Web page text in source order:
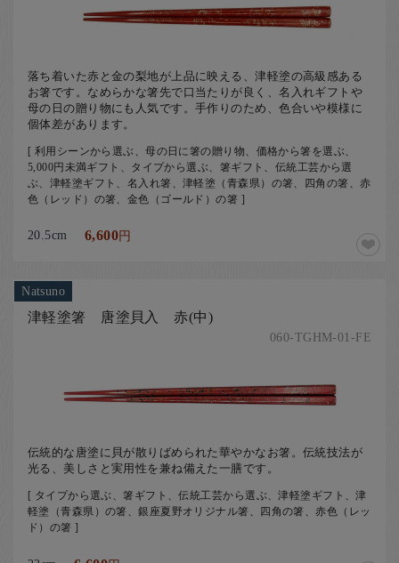
落ち着いた赤と金の梨地が上品に映える、津軽塗の高級感ある
お箸です。なめらかな箸先で口当たりが良く、名入れギフトや
母の日の贈り物にも人気です。手作りのため、色合いや模様に
個体差があります。
[ 利用シーンから選ぶ、母の日に箸の贈り物、価格から箸を選ぶ、
5,000円未満ギフト、タイプから選ぶ、箸ギフト、伝統工芸から選
ぶ、津軽塗ギフト、名入れ箸、津軽塗（青森県）の箸、四角の箸、赤
色（レッド）の箸、金色（ゴールド）の箸 ]
20.5cm 6,600円
Natsuno
津軽塗箸 唐塗貝入 赤(中)
060-TGHM-01-FE
伝統的な唐塗に貝が散りばめられた華やかなお箸。伝統技法が
光る、美しさと実用性を兼ね備えた一膳です。
[ タイプから選ぶ、箸ギフト、伝統工芸から選ぶ、津軽塗ギフト、津
軽塗（青森県）の箸、銀座夏野オリジナル箸、四角の箸、赤色（レッ
ド）の箸 ]